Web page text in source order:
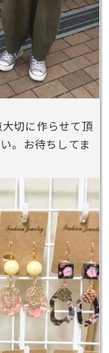
切に作らせて頂
。お待ちしてま